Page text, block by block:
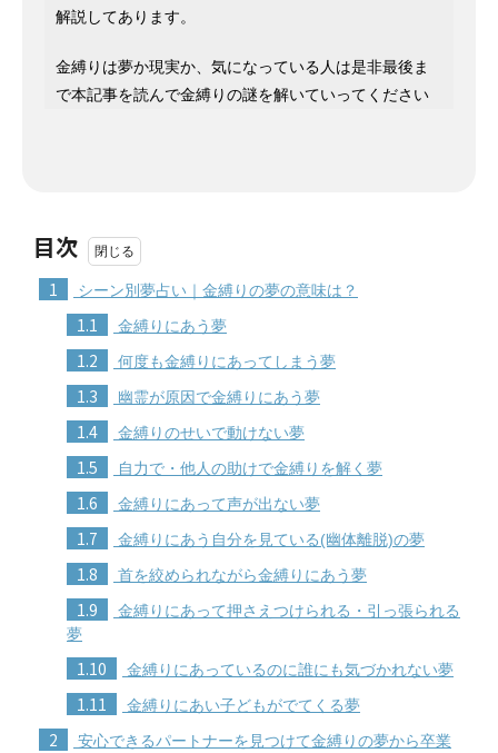
解説してあります。
金縛りは夢か現実か、気になっている人は是非最後ま
で本記事を読んで金縛りの謎を解いていってください
目次
1 シーン別夢占い｜金縛りの夢の意味は？
1.1 金縛りにあう夢
1.2 何度も金縛りにあってしまう夢
1.3 幽霊が原因で金縛りにあう夢
1.4 金縛りのせいで動けない夢
1.5 自力で・他人の助けで金縛りを解く夢
1.6 金縛りにあって声が出ない夢
1.7 金縛りにあう自分を見ている(幽体離脱)の夢
1.8 首を絞められながら金縛りにあう夢
1.9
金縛りにあって押さえつけられる・引っ張られる
夢
1.10 金縛りにあっているのに誰にも気づかれない夢
1.11 金縛りにあい子どもがでてくる夢
2
安心できるパートナーを見つけて金縛りの夢から卒業